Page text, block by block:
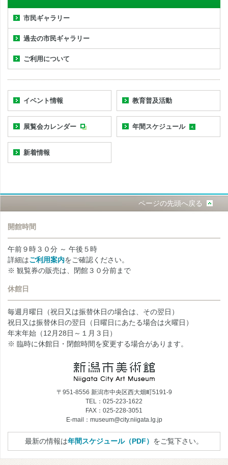
市民ギャラリー
過去の市民ギャラリー
ご利用について
イベント情報 教育普及活動
展覧会カレンダー 年間スケジュール
新着情報
ページの先頭へ戻る
開館時間
午前９時３０分 ～ 午後５時
詳細はご利用案内をご確認ください。
※ 観覧券の販売は、閉館３０分前まで
休館日
毎週月曜日（祝日又は振替休日の場合は、その翌日）
祝日又は振替休日の翌日（日曜日にあたる場合は火曜日）
年末年始（12月28日～１月３日）
※ 臨時に休館日・閉館時間を変更する場合があります。
〒951-8556 新潟市中央区西大畑町5191-9
TEL：025-223-1622
FAX：025-228-3051
E-mail：museum@city.niigata.lg.jp
最新の情報は年間スケジュール（PDF） をご覧下さい。